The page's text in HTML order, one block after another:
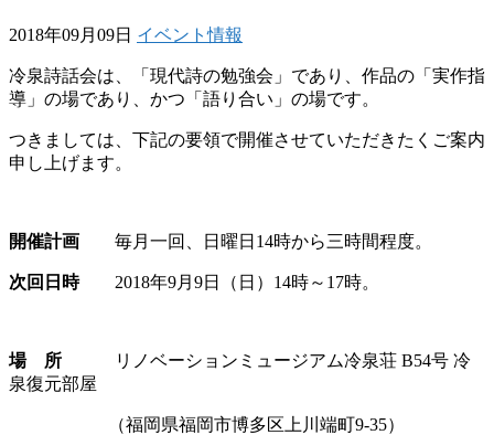
2018年09月09日 イベント情報
冷泉詩話会は、「現代詩の勉強会」であり、作品の「実作指
導」の場であり、かつ「語り合い」の場です。
つきましては、下記の要領で開催させていただきたくご案内
申し上げます。
開催計画 毎月一回、日曜日14時から三時間程度。
次回日時2018年9月9日（日）14時～17時。
場 所 リノベーションミュージアム冷泉荘 B54号 冷
泉復元部屋
（福岡県福岡市博多区上川端町9-35）